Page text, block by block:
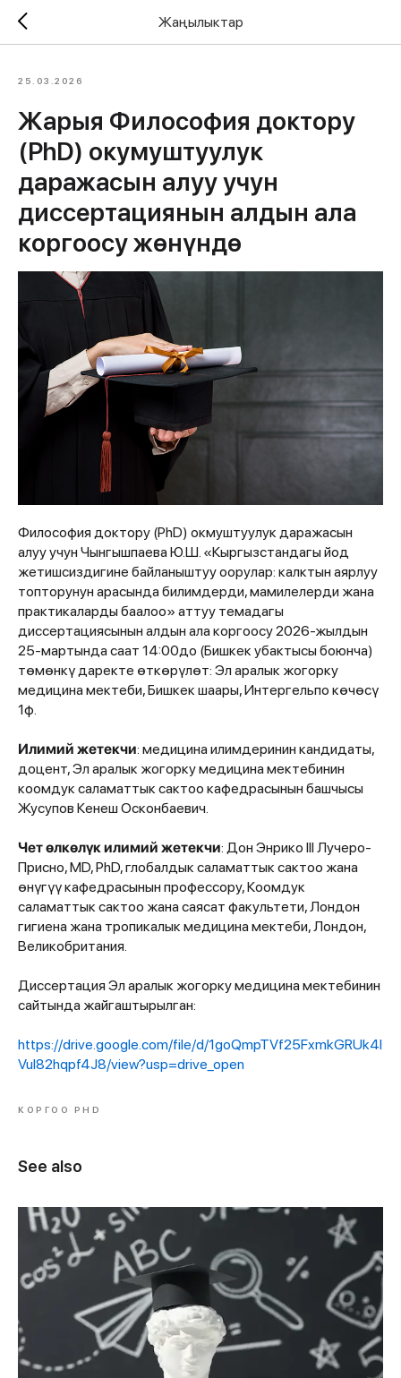
Жаңылыктар
25.03.2026
Жарыя Философия доктору
(PhD) окумуштуулук
даражасын алуу учун
диссертациянын алдын ала
коргоосу жөнүндө
Философия доктору (PhD) окмуштуулук даражасын
алуу учун Чынгышпаева Ю.Ш. «Кыргызстандагы йод
жетишсиздигине байланыштуу оорулар: калктын аярлуу
топторунун арасында билимдерди, мамилелерди жана
практикаларды баалоо» аттуу темадагы
диссертациясынын алдын ала коргоосу 2026-жылдын
25-мартында саат 14:00до (Бишкек убактысы боюнча)
төмөнкү даректе өткөрүлөт: Эл аралык жогорку
медицина мектеби, Бишкек шаары, Интергельпо көчөсү
1ф.
Илимий жетекчи: медицина илимдеринин кандидаты,
доцент, Эл аралык жогорку медицина мектебинин
коомдук саламаттык сактоо кафедрасынын башчысы
Жусупов Кенеш Осконбаевич.
Чет өлкөлүк илимий жетекчи: Дон Энрико III Лучеро-
Присно, MD, PhD, глобалдык саламаттык сактоо жана
өнүгүү кафедрасынын профессору, Коомдук
саламаттык сактоо жана саясат факультети, Лондон
гигиена жана тропикалык медицина мектеби, Лондон,
Великобритания.
Диссертация Эл аралык жогорку медицина мектебинин
сайтында жайгаштырылган:
https://drive.google.com/file/d/1goQmpTVf25FxmkGRUk4l
Vul82hqpf4J8/view?usp=drive_open
КОРГОО PHD
See also